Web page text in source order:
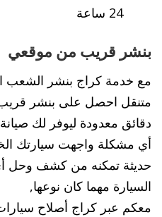
24 ساعة
بنشر قريب من موقعي
مع خدمة كراج بنشر الشعب
متنقل احصل على بنشر
دقائق معدودة ليوفر لك صيانة
أي مشكلة واجهت سيارتك
حديثة تمكنه من كشف وحل
السيارة مهما كان نوعها,
معكم عبر كراج أصلاح